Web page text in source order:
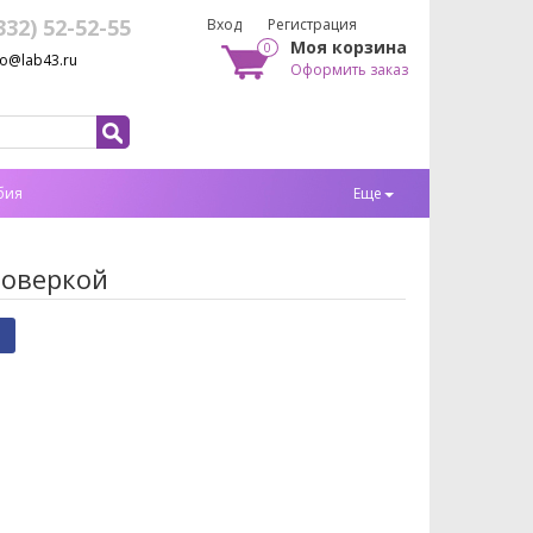
52-52-55 Вход Регистрация
0 Моя корзина
Оформить заказ
Еще